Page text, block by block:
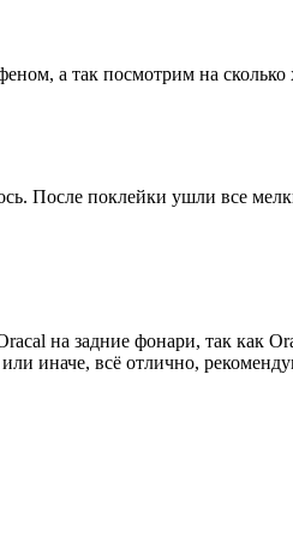
а так посмотрим на сколько
После поклейки ушли все
на задние фонари, так как
иначе, всё отлично,